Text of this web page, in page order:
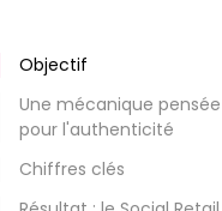
Objectif
Une mécanique pensée
pour l'authenticité
Chiffres clés